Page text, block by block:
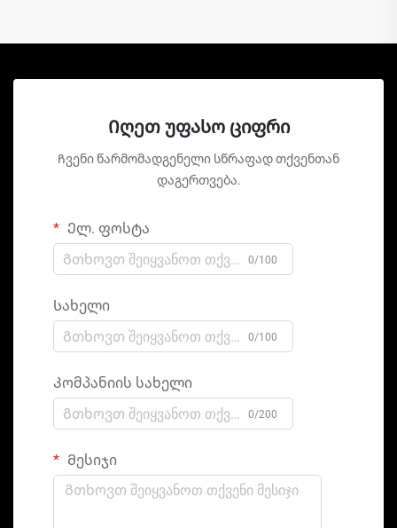
Იღეთ უფასო ციფრი
Ჩვენი წარმომადგენელი სწრაფად თქვენთან
დაგერთვება.
Ელ. ფოსტა
0/100
Სახელი
0/100
Კომპანიის სახელი
0/200
Მესიჯი